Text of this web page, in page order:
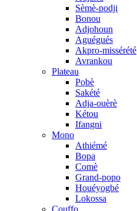
Sèmè-podji
Bonou
Adjohoun
Aguégués
Akpro-missérété
Avrankou
Plateau
Pobè
Sakété
Adja-ouèrè
Kétou
Ifangni
Mono
Athiémé
Bopa
Comè
Grand-popo
Houéyogbé
Lokossa
Couffo